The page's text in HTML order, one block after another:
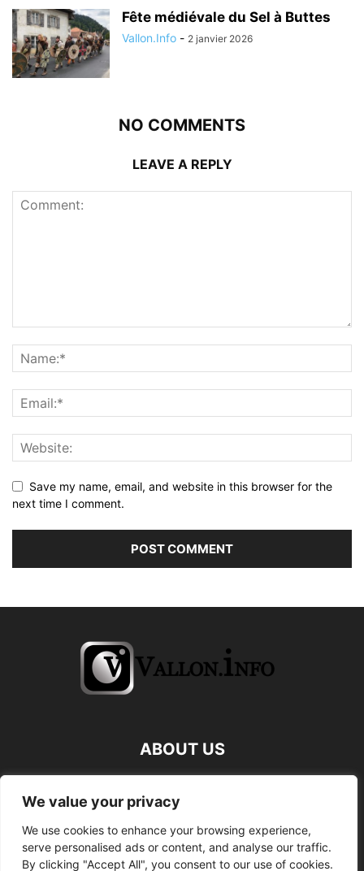
We value your privacy
We use cookies to enhance your browsing experience,
serve personalised ads or content, and analyse our traffic.
By clicking "Accept All", you consent to our use of cookies.
Fête médiévale du Sel à Buttes
Vallon.Info - 2 janvier 2026
NO COMMENTS
LEAVE A REPLY
Save my name, email, and website in this browser for the
next time I comment.
ABOUT US
FOLLOW US